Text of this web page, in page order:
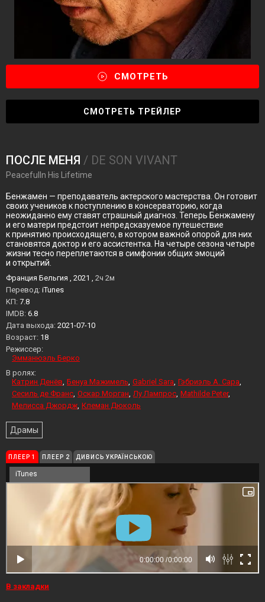
СМОТРЕТЬ
СМОТРЕТЬ ТРЕЙЛЕР
ПОСЛЕ МЕНЯ / DE SON VIVANT
PeacefulIn His Lifetime
Бенжамен — преподаватель актерского мастерства. Он готовит
своих учеников к поступлению в консерваторию, когда
неожиданно ему ставят страшный диагноз. Теперь Бенжамену
и его матери предстоит непредсказуемое путешествие
к принятию происходящего, в котором важной опорой для них
становятся доктор и его ассистентка. На четыре сезона четыре
жизни тесно переплетаются в симфонии общих эмоций
и открытий.
Франция Бельгия , 2021 , 2ч 2м
Перевод: iTunes
KП: 7.8
IMDB: 6.8
Дата выхода: 2021-07-10
Возраст: 18
Режиссер:
Эмманюэль Берко
В ролях:
Катрин Денёв Бенуа Мажимель Gabriel Sara Гэбриэль А. Сара
Сесиль де Франс Оскар Морган Лу Лампрос Mathilde Peter
Мелисса Джордж Клеман Дюколь
Драмы
ПЛЕЕР 1 ПЛЕЕР 2 ДИВИСЬ УКРАЇНСЬКОЮ
iTunes
В закладки